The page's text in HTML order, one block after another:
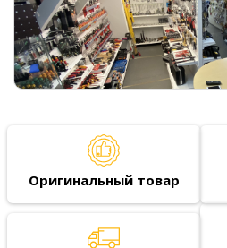
Оригинальный товар